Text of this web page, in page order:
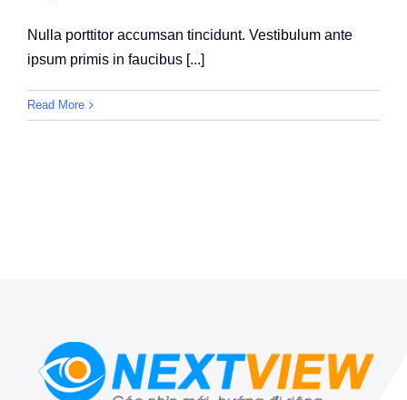
Nulla porttitor accumsan tincidunt. Vestibulum ante
ipsum primis in faucibus [...]
Read More